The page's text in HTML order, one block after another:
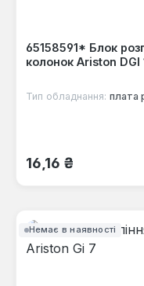
65158591* Блок
колонок Ariston DGI
Тип обладнання: плата
Звичайна ціна:
16,16 ₴
Немає в наявності